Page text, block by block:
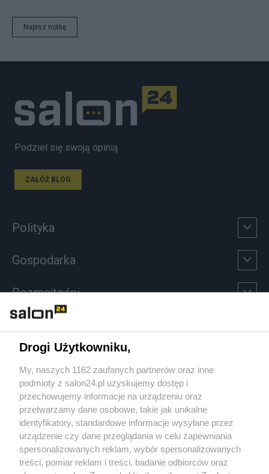
Napisz notkę
Podziel się swoją opinią
ZAŁÓŻ BLOG
Polityka
Gospodarka
Rozmaitości
Sport
Społeczeństwo
Kultura
Drogi Użytkowniku,
My, naszych 1162 zaufanych partnerów oraz inne
podmioty z salon24.pl uzyskujemy dostęp i
przechowujemy informacje na urządzeniu oraz
przetwarzamy dane osobowe, takie jak unikalne
identyfikatory, standardowe informacje wysyłane przez
urządzenie czy dane przeglądania w celu zapewniania
spersonalizowanych reklam, wybór spersonalizowanych
treści, pomiar reklam i treści, badanie odbiorców oraz